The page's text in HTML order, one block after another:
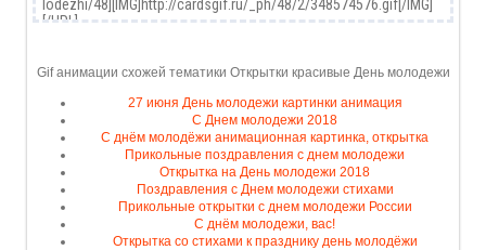
Gif анимации схожей тематики Открытки красивые День молодежи
27 июня День молодежи картинки анимация
С Днем молодежи 2018
С днём молодёжи анимационная картинка, открытка
Прикольные поздравления с днем молодежи
Открытка на День молодежи 2018
Поздравления с Днем молодежи стихами
Прикольные открытки с днем молодежи России
С днём молодежи, вас!
Открытка со стихами к празднику день молодёжи